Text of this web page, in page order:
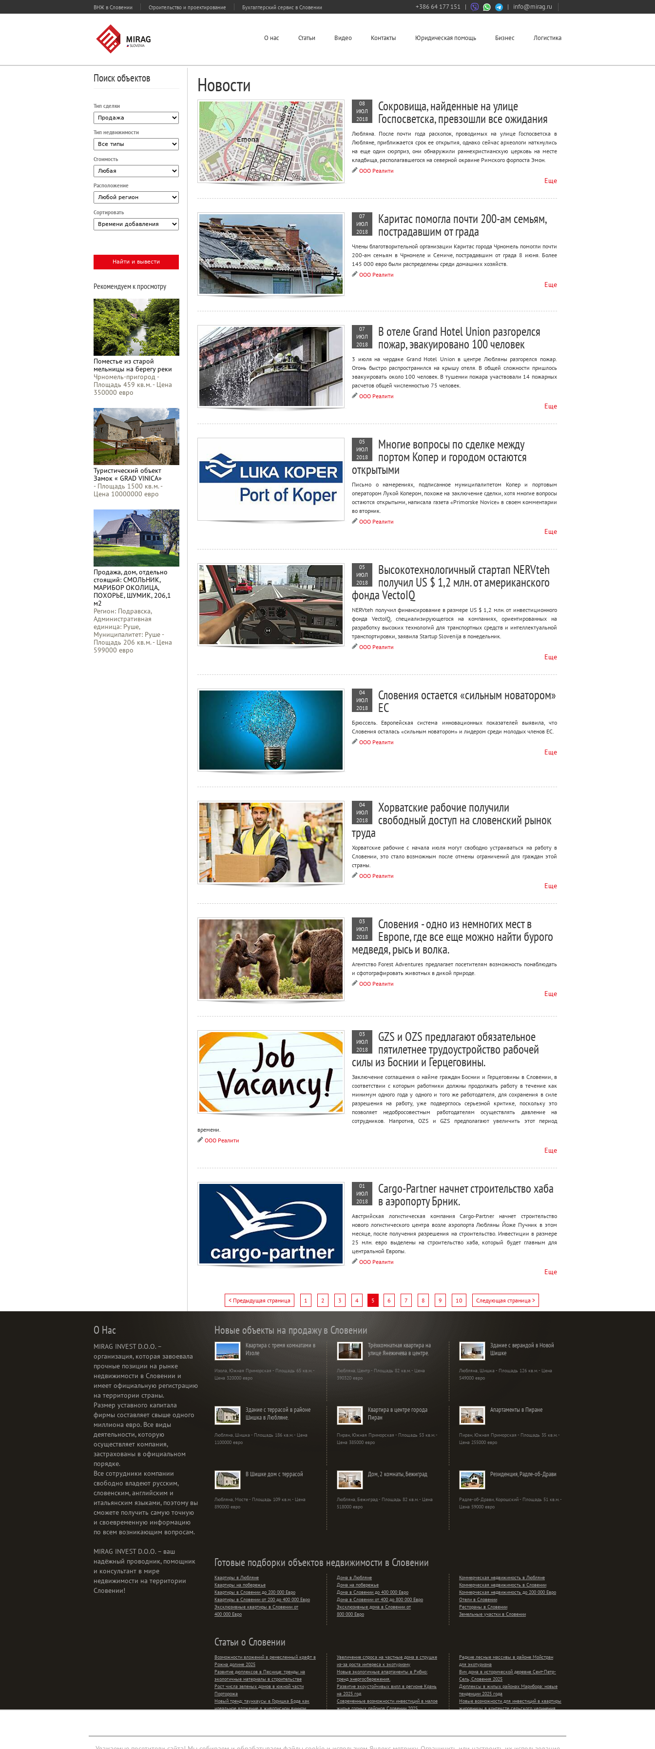
ВНЖ в Словении Строительство и проектирование Бухгалтерский сервис в Словении +386 64 177 151 | | info@mirag.ru
О нас Статьи Видео Контакты Юридическая помощь Бизнес Логистика
Новости
08
ИЮЛ
2018
Сокровища, найденные на улице
Госпосветска, превзошли все ожидания
Любляна. После почти года раскопок, проводимых на улице Госпосветска в
Любляне, приближается срок ее открытия, однако сейчас археологи наткнулись
на еще один сюрприз, они обнаружили раннехристианскую церковь на месте
кладбища, располагавшегося на северной окраине Римского форпоста Эмон.
ООО Реалити
Еще
07
ИЮЛ
2018
Каритас помогла почти 200-ам семьям,
пострадавшим от града
Члены благотворительной организации Каритас города Чрномель помогли почти
200-ам семьям в Чрномеле и Семиче, пострадавшим от града 8 июня. Более
145 000 евро были распределены среди домашних хозяйств.
ООО Реалити
Еще
07
ИЮЛ
2018
В отеле Grand Hotel Union разгорелся
пожар, эвакуировано 100 человек
3 июля на чердаке Grand Hotel Union в центре Любляны разгорелся пожар.
Огонь быстро распространился на крышу отеля. В общей сложности пришлось
эвакуировать около 100 человек. В тушении пожара участвовали 14 пожарных
расчетов общей численностью 75 человек.
ООО Реалити
Еще
05
ИЮЛ
2018
Многие вопросы по сделке между
портом Копер и городом остаются
открытыми
Письмо о намерениях, подписанное муниципалитетом Копер и портовым
оператором Лукой Копером, похоже на заключение сделки, хотя многие вопросы
остаются открытыми, написала газета «Primorske Novice» в своем комментарии
во вторник.
ООО Реалити
Еще
05
ИЮЛ
2018
Высокотехнологичный стартап NERVteh
получил US $ 1,2 млн. от американского
фонда VectoIQ
NERVteh получил финансирование в размере US $ 1,2 млн. от инвестиционного
фонда VectoIQ, специализирующегося на компаниях, ориентированных на
разработку высоких технологий для транспортных средств и интеллектуальной
транспортировки, заявила Startup Slovenija в понедельник.
ООО Реалити
Еще
04
ИЮЛ
2018
Словения остается «сильным новатором»
ЕС
Брюссель. Европейская система инновационных показателей выявила, что
Словения осталась «сильным новатором» и лидером среди молодых членов ЕС.
ООО Реалити
Еще
04
ИЮЛ
2018
Хорватские рабочие получили
свободный доступ на словенский рынок
труда
Хорватские рабочие с начала июля могут свободно устраиваться на работу в
Словении, это стало возможным после отмены ограничений для граждан этой
страны.
ООО Реалити
Еще
03
ИЮЛ
2018
Словения - одно из немногих мест в
Европе, где все еще можно найти бурого
медведя, рысь и волка.
Агентство Forest Adventures предлагает посетителям возможность понаблюдать
и сфотографировать животных в дикой природе.
ООО Реалити
Еще
03
ИЮЛ
2018
GZS и OZS предлагают обязательное
пятилетнее трудоустройство рабочей
силы из Боснии и Герцеговины.
Заключение соглашения о найме граждан Боснии и Герцеговины в Словении, в
соответствии с которым работники должны продолжать работу в течение как
минимум одного года у одного и того же работодателя, для сохранения в силе
разрешения на работу, уже подверглось серьезной критике, поскольку это
позволяет недобросовестным работодателям осуществлять давление на
сотрудников. Напротив, OZS и GZS предполагают увеличить этот период
времени.
ООО Реалити
Еще
01
ИЮЛ
2018
Cargo-Partner начнет строительство хаба
в аэропорту Брник.
Австрийская логистическая компания Cargo-Partner начнет строительство
нового логистического центра возле аэропорта Любляны Йоже Пучник в этом
месяце, после получения разрешения на строительство. Инвестиции в размере
25 млн. евро выделены на строительство хаба, который будет главным для
центральной Европы.
ООО Реалити
Еще
< Предыдущая страница 1 2 3 4 5 6 7 8 9 10 Следующая страница >
Поиск объектов
Тип сделки
Тип недвижимости
Стоимость
Расположение
Сортировать
Рекомендуем к просмотру
Поместье из старой
мельницы на берегу реки
Чрномель-пригород -
Площадь 459 кв.м. - Цена
350000 евро
Туристический объект
Замок « GRAD VINICA»
- Площадь 1500 кв.м. -
Цена 10000000 евро
Продажа, дом, отдельно
стоящий: СМОЛЬНИК,
МАРИБОР ОКОЛИЦА,
ПОХОРЬЕ, ШУМИК, 206,1
м2
Регион: Подравска,
Административная
единица: Руше,
Муниципалитет: Руше -
Площадь 206 кв.м. - Цена
599000 евро
О Нас
MIRAG INVEST D.O.O. –
организация, которая завоевала
прочные позиции на рынке
недвижимости в Словении и
имеет официальную регистрацию
на территории страны.
Размер уставного капитала
фирмы составляет свыше одного
миллиона евро. Все виды
деятельности, которую
осуществляет компания,
застрахованы в официальном
порядке.
Все сотрудники компании
свободно владеют русским,
словенским, английским и
итальянским языками, поэтому вы
сможете получить самую точную
и своевременную информацию
по всем возникающим вопросам.
MIRAG INVEST D.O.O. – ваш
надёжный проводник, помощник
и консультант в мире
недвижимости на территории
Словении!
Новые объекты на продажу в Словении
Квартира с тремя комнатами в
Изоле
Изола, Южная Приморская - Площадь 65 кв.м. -
Цена 320000 евро
Трёхкомнатная квартира на
улице Янежичева в центре.
Любляна, Центр - Площадь 82 кв.м. - Цена
390320 евро
Здание с верандой в Новой
Шишке
Любляна, Шишка - Площадь 126 кв.м. - Цена
549000 евро
Здание с террасой в районе
Шишка в Любляне.
Любляна, Шишка - Площадь 186 кв.м. - Цена
1100000 евро
Квартира в центре города
Пиран
Пиран, Южная Приморская - Площадь 53 кв.м. -
Цена 385000 евро
Апартаменты в Пиране
Пиран, Южная Приморская - Площадь 35 кв.м. -
Цена 255000 евро
В Шишке дом с террасой
Любляна, Мосте - Площадь 109 кв.м. - Цена
890000 евро
Дом, 2 комнаты, Бежиград
Любляна, Бежиград - Площадь 82 кв.м. - Цена
518000 евро
Резиденция, Радле-об-Драви
Радле-об-Драви, Корошский - Площадь 51 кв.м. -
Цена 59000 евро
Готовые подборки объектов недвижимости в Словении
Квартиры в Любляне
Квартиры на побережье
Квартиры в Словении до 200 000 Евро
Квартиры в Словении от 200 до 400 000 Евро
Эксклюзивные квартиры в Словении от
400 000 Евро
Дома в Любляне
Дома на побережье
Дома в Словении до 400 000 Евро
Дома в Словении от 400 до 800 000 Евро
Эксклюзивные дома в Словении от
800 000 Евро
Коммерческая недвижимость в Любляне
Коммерческая недвижимость в Словении
Коммерческая недвижимость до 200 000 Евро
Отели в Словении
Рестораны в Словении
Земельные участки в Словении
Статьи о Словении
Возможности вложений в ремесленный крафт в
Рожна долине 2025
Развитие дюплексов в Песнице: тренды на
экологичные материалы в строительстве
Рост числа зеленых домов в южной части
Порторожа
Новый тренд: таунхаусы в Горишка Брда как
идеальное вложение в живописном винном
Увеличение спроса на частные дома в струшке
из-за роста интереса к экотуризму
Новые экологичные апартаменты в Рибно:
тренд энергосбережения.
Развитие экоустойчивых вилл в регионе Крань
на 2025 год
Современные возможности инвестиций в малое
жилье горных районов Словении 2025
Редкие лесные массивы в районе Мойстран
для экотуризма
Вич дома в исторической деревне Сент-Петр-
Сель, Словения 2025
Дюплексы в жилых районах Марибора: новые
тенденции 2025 года
Новые возможности для инвестиций в квартиры
жировницы в контексте сельского уединения